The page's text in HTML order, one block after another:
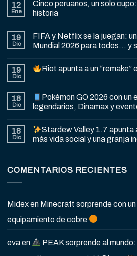
12
Ene
Cinco peruanos, un solo
historia
19
Dic
FIFA y Netflix se la juegan:
Mundial 2026 para todos… y
19
Dic
Riot apunta a un “remake”
18
Dic
Pokémon GO 2026 con un
legendarios, Dinamax y
18
Dic
Stardew Valley 1.7 apunta
más vida social y una granja
COMENTARIOS RECIENTES
Midexen Minecraft sorprende con
equipamiento de cobre
evaen
PEAK sorprende al